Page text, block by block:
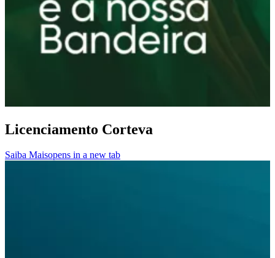
Licenciamento Corteva
Saiba Maisopens in a new tab